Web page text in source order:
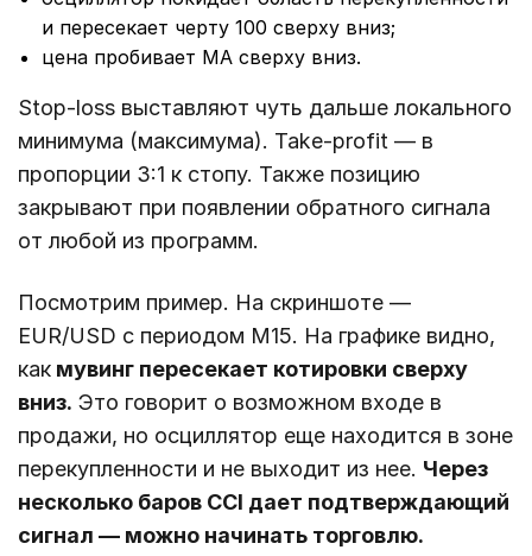
и пересекает черту 100 сверху вниз;
цена пробивает МА сверху вниз.
Stop-loss выставляют чуть дальше локального
минимума (максимума). Take-profit ― в
пропорции 3:1 к стопу. Также позицию
закрывают при появлении обратного сигнала
от любой из программ.
Посмотрим пример. На скриншоте ―
EUR/USD с периодом М15. На графике видно,
как мувинг пересекает котировки сверху
вниз. Это говорит о возможном входе в
продажи, но осциллятор еще находится в зоне
перекупленности и не выходит из нее. Через
несколько баров CCI дает подтверждающий
сигнал ― можно начинать торговлю.